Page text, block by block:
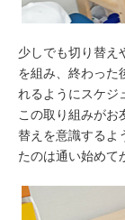
少しでも切り替え
を組み、終わった
れるようにスケジ
この取り組みがお
替えを意識するよ
たのは通い始めて